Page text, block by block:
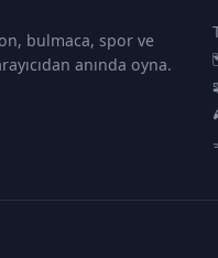
bulmaca, spor ve
anında oyna.